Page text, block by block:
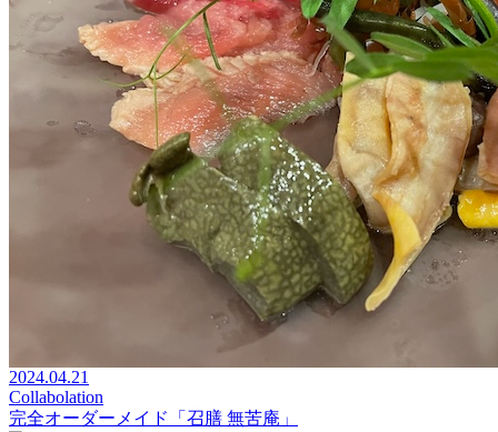
2024.04.21
Collabolation
完全オーダーメイド「召膳 無苦庵」